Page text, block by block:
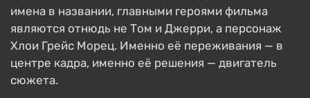
имена в названии, главными героями фильма
являются отнюдь не Том и Джерри, а персонаж
Хлои Грейс Морец. Именно её переживания — в
центре кадра, именно её решения — двигатель
сюжета.